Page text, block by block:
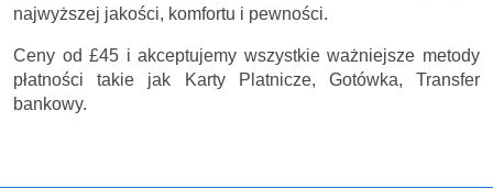
najwyższej jakości, komfortu i pewności.
Ceny od £45 i akceptujemy wszystkie ważniejsze metody
płatności takie jak Karty Platnicze, Gotówka, Transfer
bankowy.